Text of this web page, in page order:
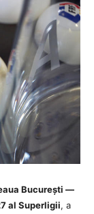
București —
al Superligii, a